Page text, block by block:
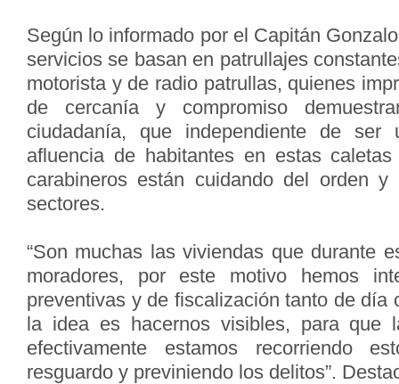
Según lo informado por el Capitán
servicios se basan en patrullajes
motorista y de radio patrullas, quienes
de cercanía y compromiso
ciudadanía, que independiente de ser
afluencia de habitantes en estas
carabineros están cuidando del orden
sectores.
“Son muchas las viviendas que durante
moradores, por este motivo hemos
preventivas y de fiscalización tanto de día
la idea es hacernos visibles, para que
efectivamente estamos recorriendo
resguardo y previniendo los delitos”.